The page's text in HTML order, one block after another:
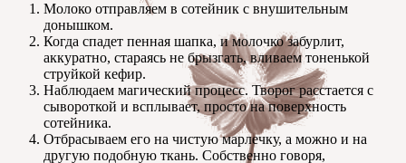
Молоко отправляем в сотейник с внушительным
донышком.
Когда спадет пенная шапка, и молочко забурлит,
аккуратно, стараясь не брызгать, вливаем тоненькой
струйкой кефир.
Наблюдаем магический процесс. Творог расстается с
сывороткой и всплывает, просто на поверхность
сотейника.
Отбрасываем его на чистую марлечку, а можно и на
другую подобную ткань. Собственно говоря,